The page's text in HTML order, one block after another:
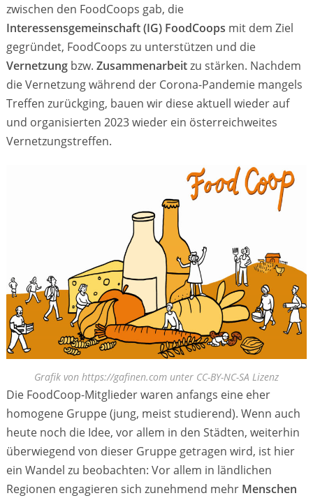
zwischen den FoodCoops gab, die
Interessensgemeinschaft (IG) FoodCoops mit dem Ziel
gegründet, FoodCoops zu unterstützen und die
Vernetzung bzw.Zusammenarbeitzu stärken. Nachdem
die Vernetzung während der Corona-Pandemie mangels
Treffen zurückging, bauen wir diese aktuell wieder auf
und organisierten 2023 wieder ein österreichweites
Vernetzungstreffen.
Grafik von https://gafinen.com unter CC-BY-NC-SA Lizenz
Die FoodCoop-Mitglieder waren anfangs eine eher
homogene Gruppe (jung, meist studierend). Wenn auch
heute noch die Idee, vor allem in den Städten, weiterhin
überwiegend von dieser Gruppe getragen wird, ist hier
ein Wandel zu beobachten: Vor allem in ländlichen
Regionen engagieren sich zunehmend mehr Menschen